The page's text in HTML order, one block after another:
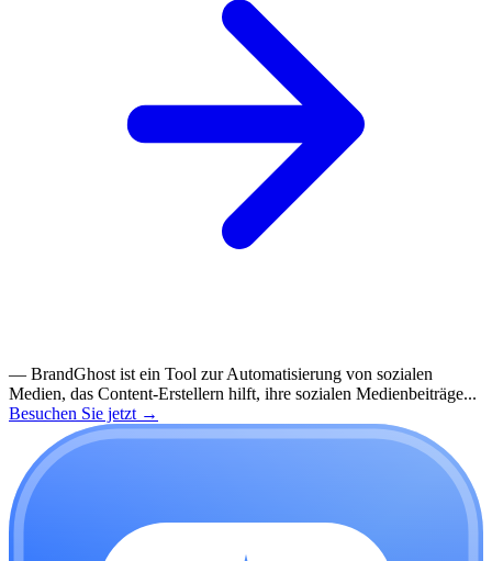
— BrandGhost ist ein Tool zur Automatisierung von sozialen
Medien, das Content-Erstellern hilft, ihre sozialen Medienbeiträge...
Besuchen Sie jetzt →